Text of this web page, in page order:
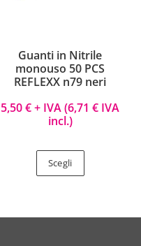
Guanti in Nitrile
monouso 50 PCS
REFLEXX n79 neri
5,50€+ IVA (6,71€ IVA
incl.)
Scegli